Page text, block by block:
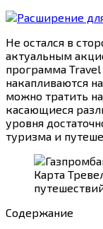
Не остался в
актуальным
программа
накапливаются
можно тратить
касающиеся
уровня
туризма и
Карта
Содержание